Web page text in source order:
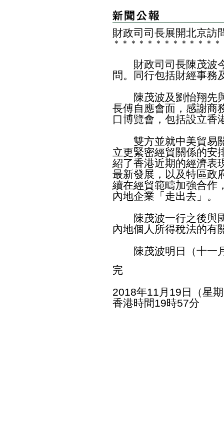
財政司司長展開北京訪
＊ ＊ ＊ ＊ ＊ ＊ ＊ ＊ ＊ ＊ ＊ ＊ ＊
財政司司長陳茂波今
問。同行包括財經事務
陳茂波及劉怡翔先與
長傅自應會面，感謝商
口博覽會，包括設立香
雙方並就中美貿易關
立更緊密經貿關係的安
紹了香港近期的經濟表
最新發展，以及特區政
續在經貿範疇加強合作
內地企業「走出去」。
陳茂波一行之後與國
內地個人所得稅法的有
陳茂波明日（十一月
完
2018年11月19日（星
香港時間19時57分